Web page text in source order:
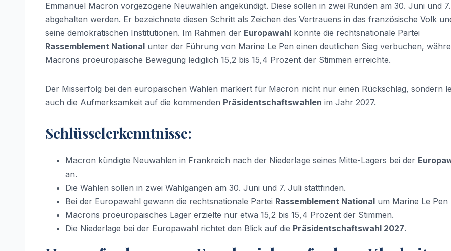
Emmanuel Macron vorgezogene Neuwahlen angekündigt. Diese sollen in zwei Runden am 30. Juni und
abgehalten werden. Er bezeichnete diesen Schritt als Zeichen des Vertrauens in das französische Volk
seine demokratischen Institutionen. Im Rahmen der Europawahl konnte die rechtsnationale Partei
Rassemblement National unter der Führung von Marine Le Pen einen deutlichen Sieg verbuchen,
Macrons proeuropäische Bewegung lediglich 15,2 bis 15,4 Prozent der Stimmen erreichte.
Der Misserfolg bei den europäischen Wahlen markiert für Macron nicht nur einen Rückschlag, sondern
auch die Aufmerksamkeit auf die kommenden Präsidentschaftswahlen im Jahr 2027.
Schlüsselerkenntnisse:
Macron kündigte Neuwahlen in Frankreich nach der Niederlage seines Mitte-Lagers bei der
an.
Die Wahlen sollen in zwei Wahlgängen am 30. Juni und 7. Juli stattfinden.
Bei der Europawahl gewann die rechtsnationale Partei Rassemblement National um Marine Le Pen
Macrons proeuropäisches Lager erzielte nur etwa 15,2 bis 15,4 Prozent der Stimmen.
Die Niederlage bei der Europawahl richtet den Blick auf die Präsidentschaftswahl 2027.